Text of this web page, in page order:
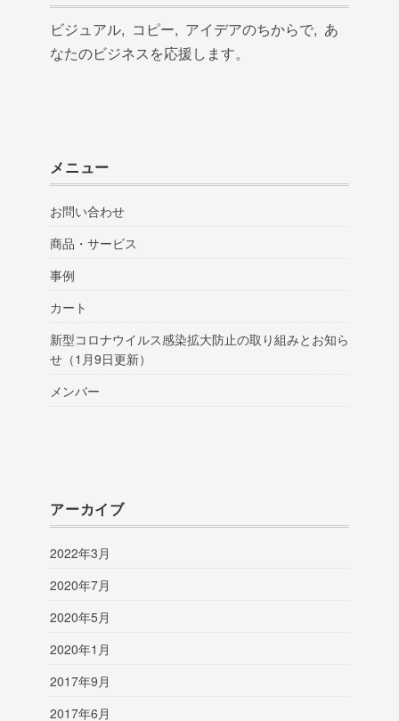
ビジュアル, コピー, アイデアのちからで, あ
なたのビジネスを応援します。
メニュー
お問い合わせ
商品・サービス
事例
カート
新型コロナウイルス感染拡大防止の取り組みとお知ら
せ（1月9日更新）
メンバー
アーカイブ
2022年3月
2020年7月
2020年5月
2020年1月
2017年9月
2017年6月